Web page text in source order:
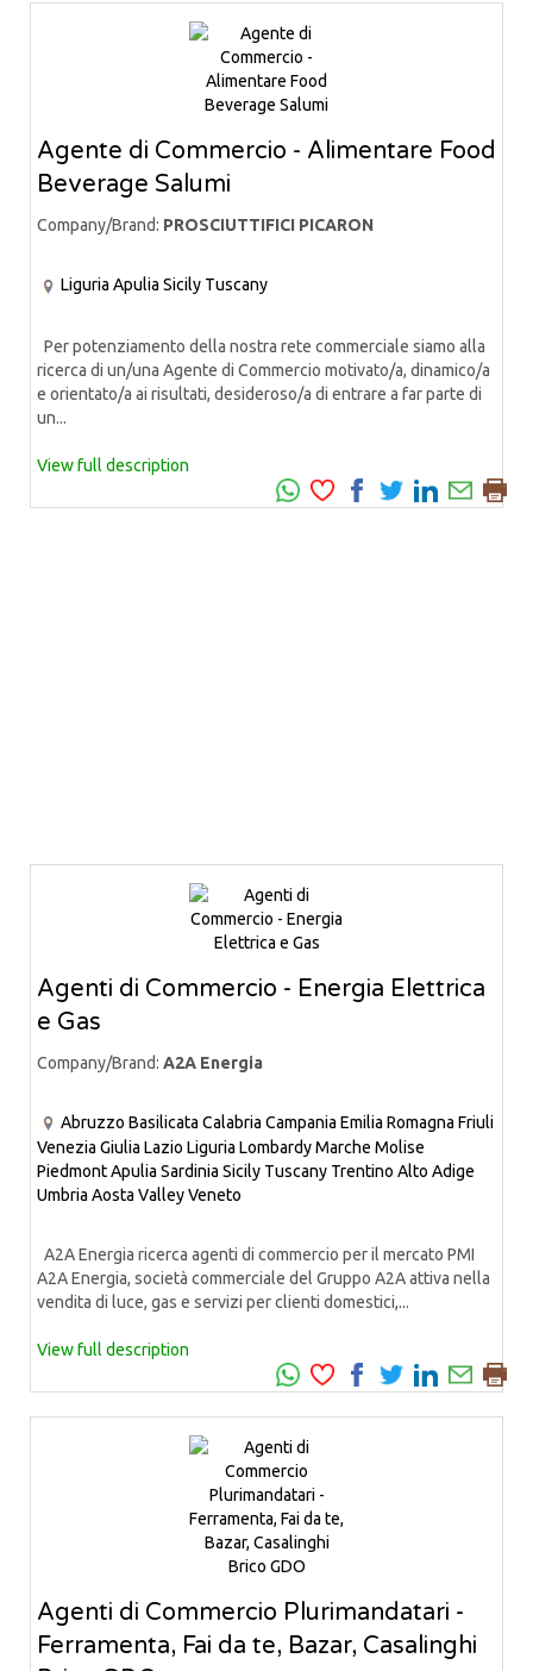
Agente di Commercio - Alimentare Food
Beverage Salumi
Company/Brand: PROSCIUTTIFICI PICARON
Liguria Apulia Sicily Tuscany
Per potenziamento della nostra rete commerciale siamo alla
ricerca di un/una Agente di Commercio motivato/a, dinamico/a
e orientato/a ai risultati, desideroso/a di entrare a far parte di
un...
View full description
Agenti di Commercio - Energia Elettrica
e Gas
Company/Brand: A2A Energia
Abruzzo Basilicata Calabria Campania Emilia Romagna Friuli
Venezia Giulia Lazio Liguria LombardyMarche Molise
PiedmontApulia Sardinia Sicily Tuscany Trentino Alto Adige
Umbria Aosta ValleyVeneto
A2A Energia ricerca agenti di commercio per il mercato PMI
A2A Energia, società commerciale del Gruppo A2A attiva nella
vendita di luce, gas e servizi per clienti domestici,...
View full description
Agenti di Commercio Plurimandatari -
Ferramenta, Fai da te, Bazar, Casalinghi